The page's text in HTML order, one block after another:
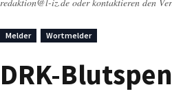
Melder Wortmelder
DRK-